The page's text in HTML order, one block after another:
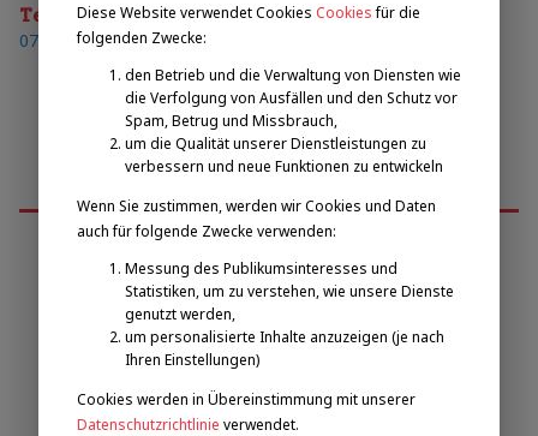
Telefon
0732/730520
Emilova sportovní, z.s.
Pavel Zbožínek
zbozinek@emilova-sportovni.cz
+420 602 720 518
Diese Website verwendet Cookies Cookies für die
folgenden Zwecke:
den Betrieb und die Verwaltung von Diensten wie
die Verfolgung von Ausfällen und den Schutz vor
Spam, Betrug und Missbrauch,
um die Qualität unserer Dienstleistungen zu
verbessern und neue Funktionen zu entwickeln
Wenn Sie zustimmen, werden wir Cookies und Daten
auch für folgende Zwecke verwenden:
Messung des Publikumsinteresses und
Statistiken, um zu verstehen, wie unsere Dienste
genutzt werden,
um personalisierte Inhalte anzuzeigen (je nach
Ihren Einstellungen)
Cookies werden in Übereinstimmung mit unserer
Datenschutzrichtlinie verwendet.